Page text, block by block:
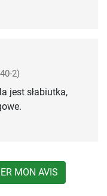
2)
jest słabiutka,
MON AVIS